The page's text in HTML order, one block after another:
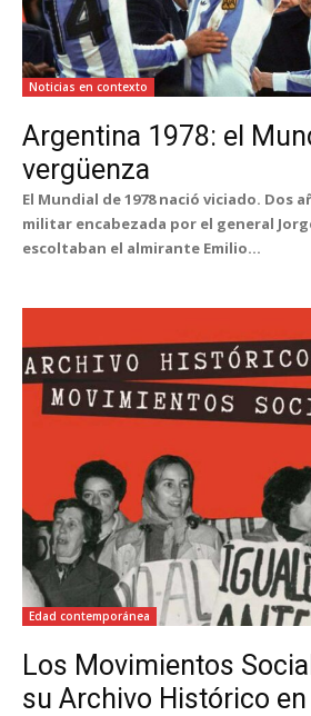
Noticias en contexto
Argentina 1978: el
vergüenza
El Mundial de 1978 nació viciado. Dos
militar encabezada por el general
escoltaban el almirante Emilio...
Edad contemporánea
Los Movimientos
su Archivo Histórico